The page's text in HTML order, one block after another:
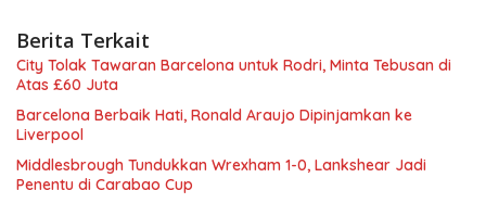
Berita Terkait
City Tolak Tawaran Barcelona untuk Rodri, Minta Tebusan di
Atas £60 Juta
Barcelona Berbaik Hati, Ronald Araujo Dipinjamkan ke
Liverpool
Middlesbrough Tundukkan Wrexham 1-0, Lankshear Jadi
Penentu di Carabao Cup